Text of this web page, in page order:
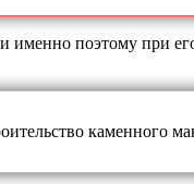
именно поэтому при
каменного